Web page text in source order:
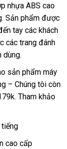
nhựa ABS cao
có
nên
chọn
. Sản phẩm ở
đâu
được
tay siêu
thị
các khách
nước
ngoài
các trang đánh
dùng.
sản phẩm máy
– Chúng tôi còn
hàng
. Tham khảo
cao cấp